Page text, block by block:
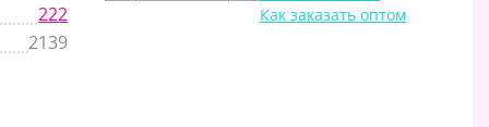
222
2139
Как заказать оптом